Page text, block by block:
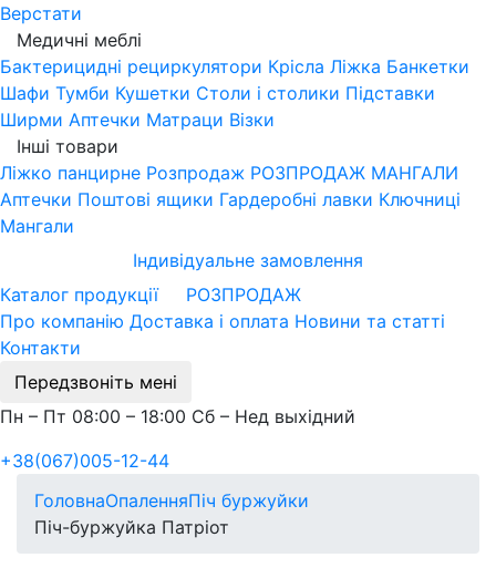
Верстати
Медичні меблі
Бактерицидні рециркулятори Крісла Ліжка Банкетки
Шафи Тумби Кушетки Столи і столики Підставки
Ширми Аптечки Матраци Візки
Інші товари
Ліжко панцирне Розпродаж РОЗПРОДАЖ МАНГАЛИ
Аптечки Поштові ящики Гардеробні лавки Ключниці
Мангали
Індивідуальне замовлення
Каталог продукції
РОЗПРОДАЖ
Про компанію Доставка і оплата Новини та статті
Контакти
Передзвоніть мені
Пн – Пт 08:00 – 18:00 Сб – Нед выхідний
+38(067)005-12-44
ГоловнаОпаленняПіч буржуйки
Піч-буржуйка Патріот